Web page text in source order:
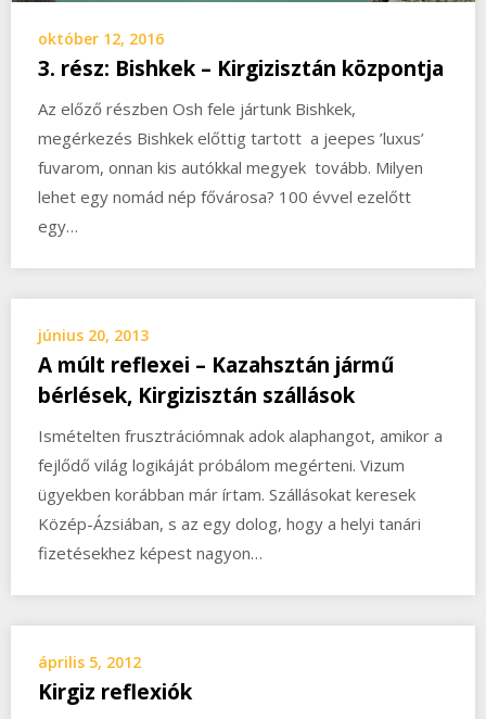
október 12, 2016
3. rész: Bishkek – Kirgizisztán központja
Az előző részben Osh fele jártunk Bishkek,
megérkezés Bishkek előttig tartott a jeepes ’luxus’
fuvarom, onnan kis autókkal megyek tovább. Milyen
lehet egy nomád nép fővárosa? 100 évvel ezelőtt
egy…
június 20, 2013
A múlt reflexei – Kazahsztán jármű
bérlések, Kirgizisztán szállások
Ismételten frusztrációmnak adok alaphangot, amikor a
fejlődő világ logikáját próbálom megérteni. Vizum
ügyekben korábban már írtam. Szállásokat keresek
Közép-Ázsiában, s az egy dolog, hogy a helyi tanári
fizetésekhez képest nagyon…
április 5, 2012
Kirgiz reflexiók